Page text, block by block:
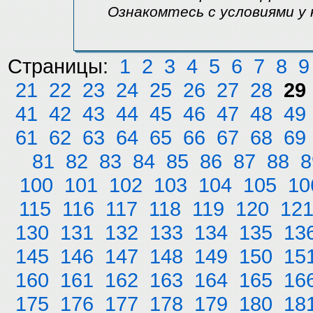
Ознакомтесь с условиями
Страницы: 1 2 3 4 5 6 7 8 9
21 22 23 24 25 26 27 28 29
41 42 43 44 45 46 47 48 49
61 62 63 64 65 66 67 68 69
81 82 83 84 85 86 87 88
100 101 102 103 104 105
115 116 117 118 119 120 121
130 131 132 133 134 135
145 146 147 148 149 150
160 161 162 163 164 165
175 176 177 178 179 180